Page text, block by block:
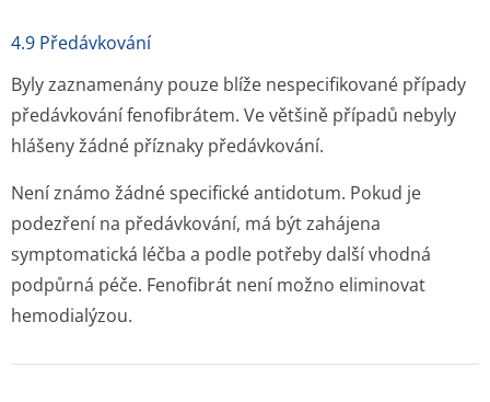
4.9 Předávkování
Byly zaznamenány pouze blíže nespecifikované případy
předávkování fenofibrátem. Ve většině případů nebyly
hlášeny žádné příznaky předávkování.
Není známo žádné specifické antidotum. Pokud je
podezření na předávkování, má být zahájena
symptomatická léčba a podle potřeby další vhodná
podpůrná péče. Fenofibrát není možno eliminovat
hemodialýzou.